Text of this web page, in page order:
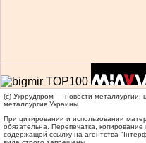
(c) Укррудпром — новости металлургии:
металлургия Украины
При цитировании и использовании
обязательна. Перепечатка,
содержащей ссылку на агентства